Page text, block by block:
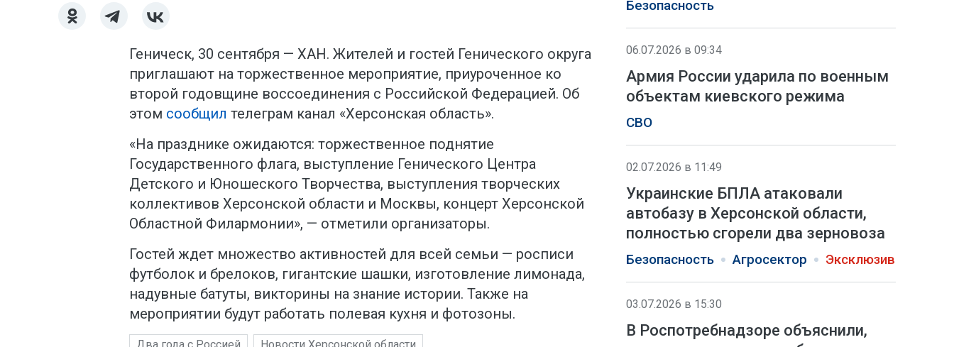
Геническ, 30 сентября — ХАН. Жителей и гостей Генического округа
приглашают на торжественное мероприятие, приуроченное ко
второй годовщине воссоединения с Российской Федерацией. Об
этом сообщил телеграм канал «Херсонская область».
«На празднике ожидаются: торжественное поднятие
Государственного флага, выступление Генического Центра
Детского и Юношеского Творчества, выступления творческих
коллективов Херсонской области и Москвы, концерт Херсонской
Областной Филармонии», — отметили организаторы.
Гостей ждет множество активностей для всей семьи — росписи
футболок и брелоков, гигантские шашки, изготовление лимонада,
надувные батуты, викторины на знание истории. Также на
мероприятии будут работать полевая кухня и фотозоны.
Безопасность
06.07.2026 в 09:34
Армия России ударила по военным
объектам киевского режима
СВО
02.07.2026 в 11:49
Украинские БПЛА атаковали
автобазу в Херсонской области,
полностью сгорели два зерновоза
Безопасность Агросектор Эксклюзив
03.07.2026 в 15:30
В Роспотребнадзоре объяснили,